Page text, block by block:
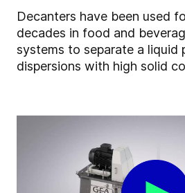
Decanters have been used
decades in food and
systems to separate a liquid
dispersions with high solid